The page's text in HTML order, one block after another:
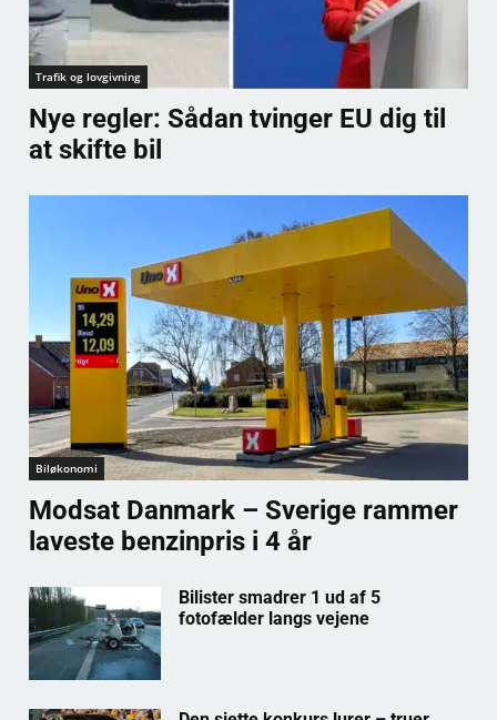
Trafik og lovgivning
Nye regler: Sådan tvinger EU dig til
at skifte bil
Biløkonomi
Modsat Danmark – Sverige rammer
laveste benzinpris i 4 år
Bilister smadrer 1 ud af 5
fotofælder langs vejene